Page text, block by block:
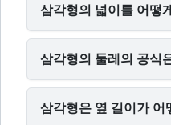
삼각형의 넓이를 어떻
삼각형의 둘레의 공식
삼각형은 옆 길이가 어